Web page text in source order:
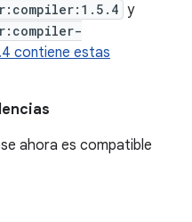
y
contiene estas
ahora es compatible